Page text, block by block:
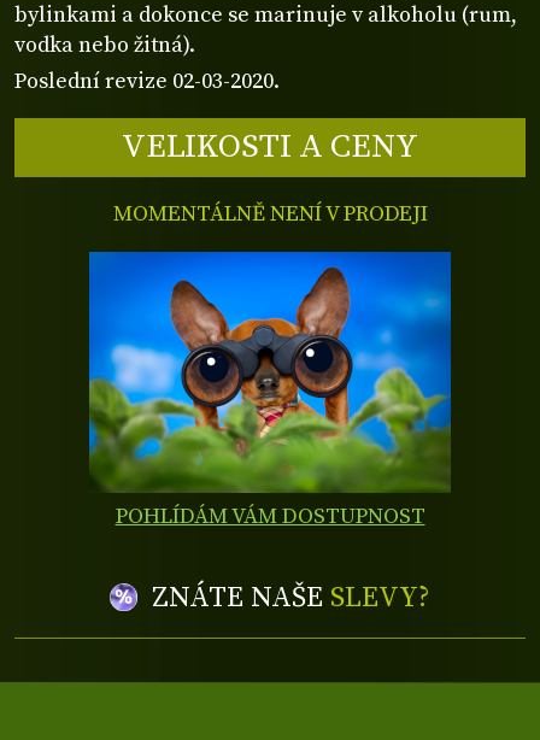
bylinkami a dokonce se marinuje v alkoholu (rum,
vodka nebo žitná).
Poslední revize 02-03-2020.
VELIKOSTI A CENY
MOMENTÁLNĚ NENÍ V PRODEJI
POHLÍDÁM VÁM DOSTUPNOST
ZNÁTE NAŠE SLEVY?